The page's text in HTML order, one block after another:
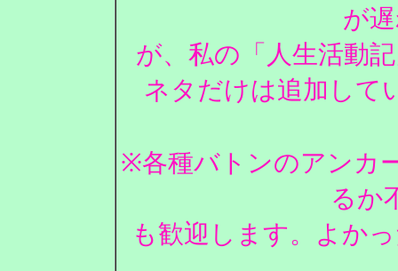
が
が、私の「人生活動
ネタだけは追加して
※各種バトンのアンカ
るか
も歓迎します。よか